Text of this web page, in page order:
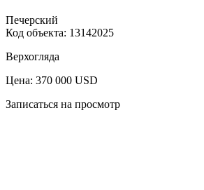
Печерский
Код объекта: 13142025
Верхогляда
Цена: 370 000 USD
Записаться на просмотр